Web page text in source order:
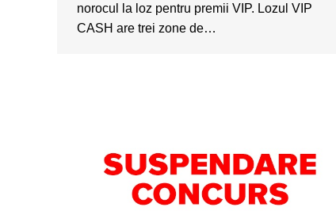
norocul la loz pentru premii VIP. Lozul VIP
CASH are trei zone de…